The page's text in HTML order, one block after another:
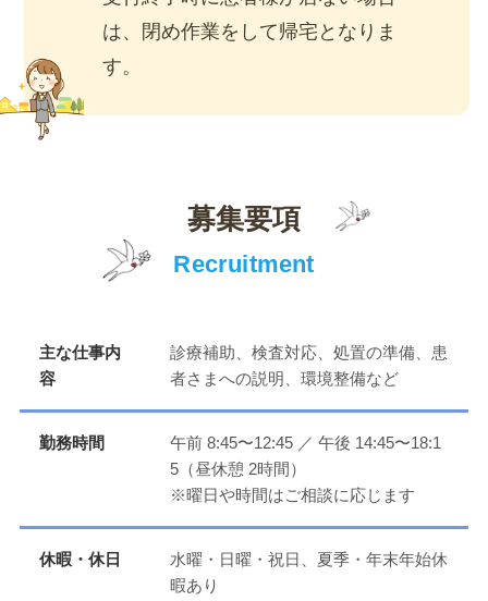
は、閉め作業をして帰宅となりま
す。
募集要項
Recruitment
主な仕事内
容
診療補助、検査対応、処置の準備、患
者さまへの説明、環境整備など
勤務時間
午前 8:45〜12:45 ／ 午後 14:45〜18:1
5（昼休憩 2時間）
※曜日や時間はご相談に応じます
休暇・休日
水曜・日曜・祝日、夏季・年末年始休
暇あり